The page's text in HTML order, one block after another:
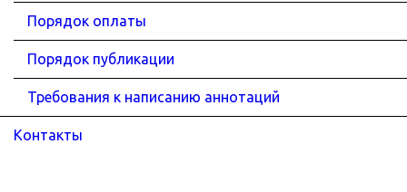
Порядок оплаты
Порядок публикации
Требования к написанию аннотаций
Контакты